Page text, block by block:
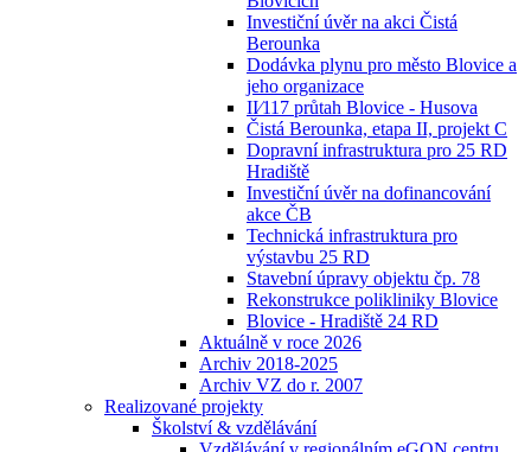
Investiční úvěr na akci Čistá
Berounka
Dodávka plynu pro město Blovice a
jeho organizace
II⁄117 průtah Blovice - Husova
Čistá Berounka, etapa II, projekt C
Dopravní infrastruktura pro 25 RD
Hradiště
Investiční úvěr na dofinancování
akce ČB
Technická infrastruktura pro
výstavbu 25 RD
Stavební úpravy objektu čp. 78
Rekonstrukce polikliniky Blovice
Blovice - Hradiště 24 RD
Aktuálně v roce 2026
Archiv 2018-2025
Archiv VZ do r. 2007
Realizované projekty
Školství & vzdělávání